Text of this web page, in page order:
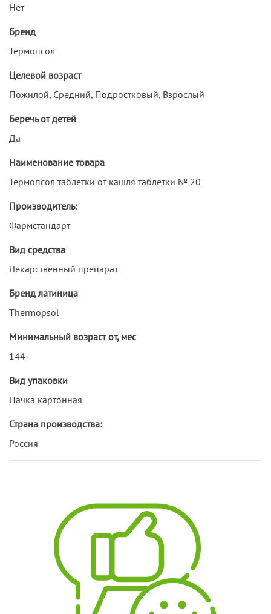
Нет
Бренд
Термопсол
Целевой возраст
Пожилой, Средний, Подростковый, Взрослый
Беречь от детей
Да
Наименование товара
Термопсол таблетки от кашля таблетки № 20
Производитель:
Фармстандарт
Вид средства
Лекарственный препарат
Бренд латиница
Thermopsol
Минимальный возраст от, мес
144
Вид упаковки
Пачка картонная
Страна производства:
Россия